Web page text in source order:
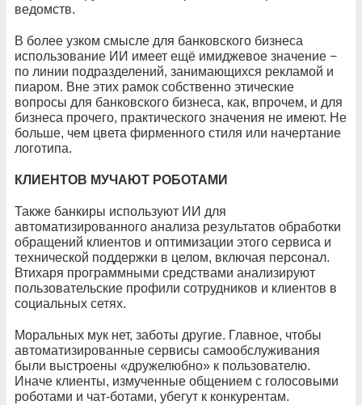
ведомств.
В более узком смысле для банковского бизнеса
использование ИИ имеет ещё имиджевое значение −
по линии подразделений, занимающихся рекламой и
пиаром. Вне этих рамок собственно этические
вопросы для банковского бизнеса, как, впрочем, и для
бизнеса прочего, практического значения не имеют. Не
больше, чем цвета фирменного стиля или начертание
логотипа.
КЛИЕНТОВ МУЧАЮТ РОБОТАМИ
Также банкиры используют ИИ для
автоматизированного анализа результатов обработки
обращений клиентов и оптимизации этого сервиса и
технической поддержки в целом, включая персонал.
Втихаря программными средствами анализируют
пользовательские профили сотрудников и клиентов в
социальных сетях.
Моральных мук нет, заботы другие. Главное, чтобы
автоматизированные сервисы самообслуживания
были выстроены «дружелюбно» к пользователю.
Иначе клиенты, измученные общением с голосовыми
роботами и чат-ботами, убегут к конкурентам.